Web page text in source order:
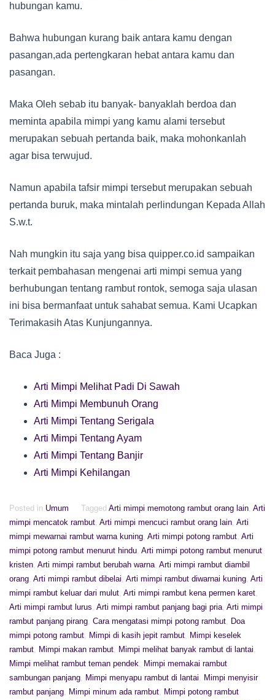
hubungan kamu.
Bahwa hubungan kurang baik antara kamu dengan
pasangan,ada pertengkaran hebat antara kamu dan
pasangan.
Maka Oleh sebab itu banyak- banyaklah berdoa dan
meminta apabila mimpi yang kamu alami tersebut
merupakan sebuah pertanda baik, maka mohonkanlah
agar bisa terwujud.
Namun apabila tafsir mimpi tersebut merupakan sebuah
pertanda buruk, maka mintalah perlindungan Kepada Allah
S.w.t.
Nah mungkin itu saja yang bisa quipper.co.id sampaikan
terkait pembahasan mengenai arti mimpi semua yang
berhubungan tentang rambut rontok, semoga saja ulasan
ini bisa bermanfaat untuk sahabat semua. Kami Ucapkan
Terimakasih Atas Kunjungannya.
Baca Juga :
Arti Mimpi Melihat Padi Di Sawah
Arti Mimpi Membunuh Orang
Arti Mimpi Tentang Serigala
Arti Mimpi Tentang Ayam
Arti Mimpi Tentang Banjir
Arti Mimpi Kehilangan
Posted in Umum Tagged Arti mimpi memotong rambut orang lain Arti
mimpi mencatok rambut Arti mimpi mencuci rambut orang lain Arti
mimpi mewarnai rambut warna kuning Arti mimpi potong rambut Arti
mimpi potong rambut menurut hindu Arti mimpi potong rambut menurut
kristen Arti mimpi rambut berubah warna Arti mimpi rambut diambil
orang Arti mimpi rambut dibelai Arti mimpi rambut diwarnai kuning Arti
mimpi rambut keluar dari mulut Arti mimpi rambut kena permen karet
Arti mimpi rambut lurus Arti mimpi rambut panjang bagi pria Arti mimpi
rambut panjang pirang Cara mengatasi mimpi potong rambut
Doa
mimpi potong rambut
Mimpi di kasih jepit rambut
Mimpi keselek
rambut
Mimpi makan rambut Mimpi melihat banyak rambut di lantai
Mimpi melihat rambut teman pendek
Mimpi memakai rambut
sambungan panjang
Mimpi menyapu rambut di lantai
Mimpi menyisir
rambut panjang
Mimpi minum ada rambut
Mimpi potong rambut